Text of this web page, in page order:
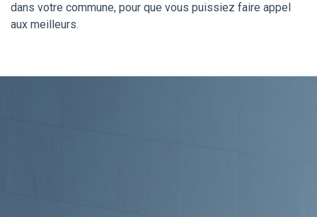
dans votre commune, pour que vous puissiez faire appel
aux meilleurs.